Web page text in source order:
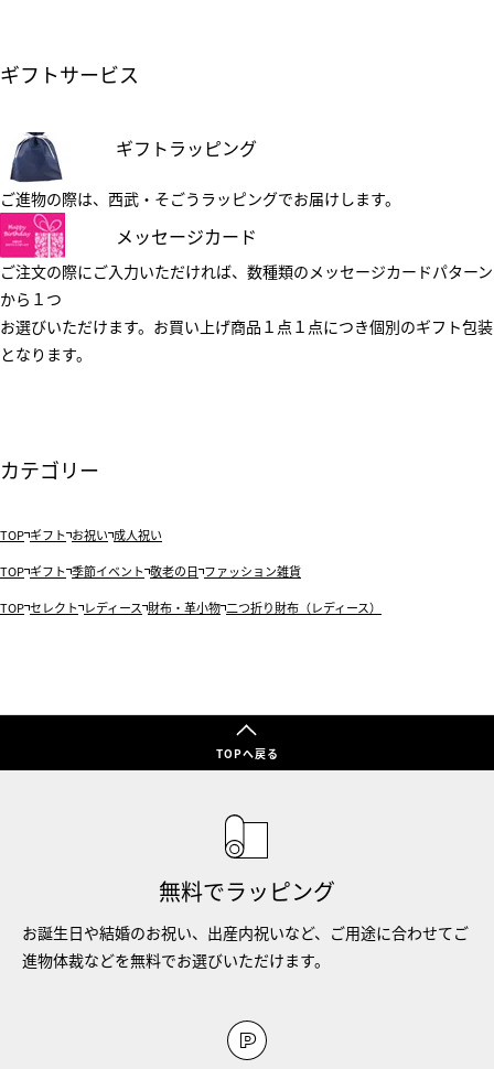
ギフトサービス
ギフトラッピング
ご進物の際は、西武・そごうラッピングでお届けします。
メッセージカード
ご注文の際にご入力いただければ、数種類のメッセージカードパターン
から１つ
お選びいただけます。お買い上げ商品１点１点につき個別のギフト包装
となります。
カテゴリー
TOP ギフト お祝い 成人祝い
TOP ギフト 季節イベント 敬老の日 ファッション雑貨
TOP セレクト レディース 財布・革小物 二つ折り財布（レディース）
TOPへ戻る
無料でラッピング
お誕生日や結婚のお祝い、出産内祝いなど、ご用途に合わせてご
進物体裁などを無料でお選びいただけます。